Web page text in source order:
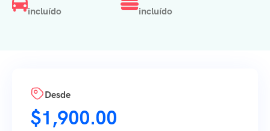
incluído
incluído
Desde
$1,900.00